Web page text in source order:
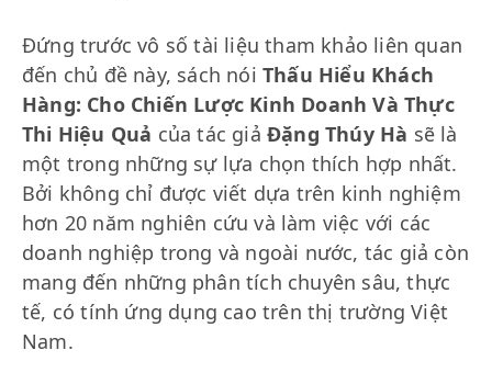
Đứng trước vô số tài liệu tham khảo liên quan
đến chủ đề này, sách nói Thấu Hiểu Khách
Hàng: Cho Chiến Lược Kinh Doanh Và Thực
Thi Hiệu Quả của tác giảĐặng Thúy Hà sẽ là
một trong những sự lựa chọn thích hợp nhất.
Bởi không chỉ được viết dựa trên kinh nghiệm
hơn 20 năm nghiên cứu và làm việc với các
doanh nghiệp trong và ngoài nước, tác giả còn
mang đến những phân tích chuyên sâu, thực
tế, có tính ứng dụng cao trên thị trường Việt
Nam.